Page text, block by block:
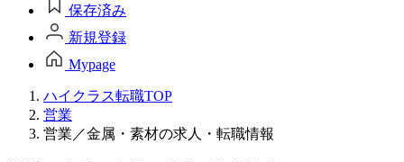
保存済み
新規登録
Mypage
ハイクラス転職TOP
営業
営業／金属・素材の求人・転職情報